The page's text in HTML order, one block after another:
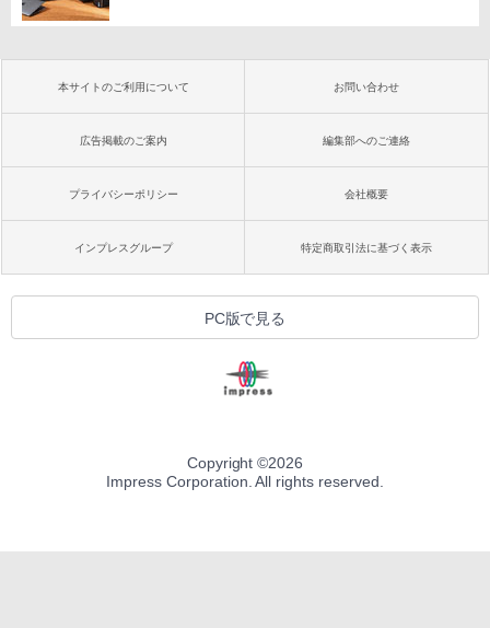
本サイトのご利用について お問い合わせ
広告掲載のご案内 編集部へのご連絡
プライバシーポリシー 会社概要
インプレスグループ 特定商取引法に基づく表示
PC版で見る
Copyright ©2026
Impress Corporation. All rights reserved.